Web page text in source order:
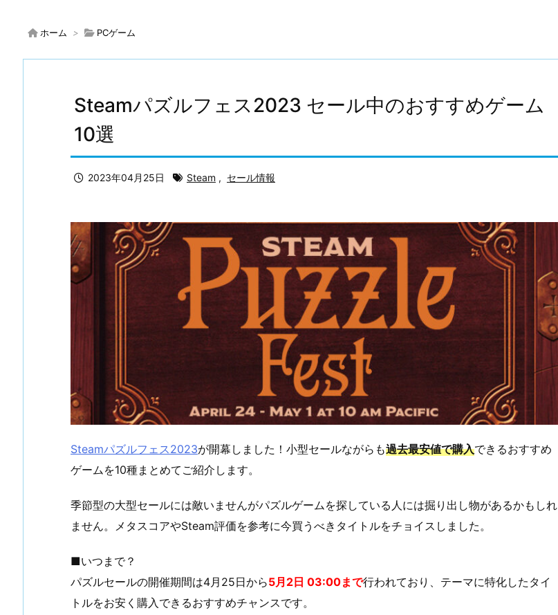
ホーム > PCゲーム
Steamパズルフェス2023 セール中のおすすめゲーム
10選
2023年04月25日 Steam , セール情報
Steamパズルフェス2023が開幕しました！小型セールながらも過去最安値で購入できるおすすめ
ゲームを10種まとめてご紹介します。
季節型の大型セールには敵いませんがパズルゲームを探している人には掘り出し物があるかもしれ
ません。メタスコアやSteam評価を参考に今買うべきタイトルをチョイスしました。
■いつまで？
パズルセールの開催期間は4月25日から5月2日 03:00まで行われており、テーマに特化したタイ
トルをお安く購入できるおすすめチャンスです。